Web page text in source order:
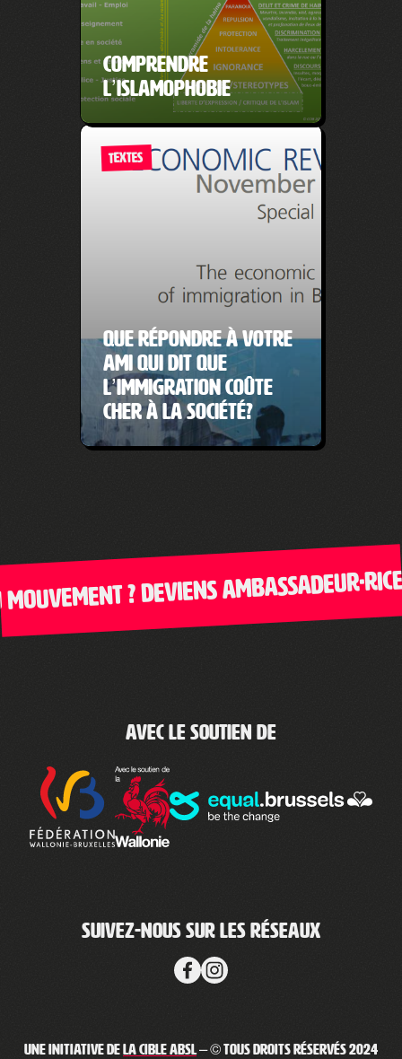
Comprendre
l’islamophobie
TEXTES
Que répondre à votre
ami qui dit que
l’immigration coûte
cher à la société?
? Deviens ambassadeur·rice
Avec le soutien de
Suivez-nous sur les réseaux
Une initiative deLa Cible ABSL– © Tous droits réservés 2024